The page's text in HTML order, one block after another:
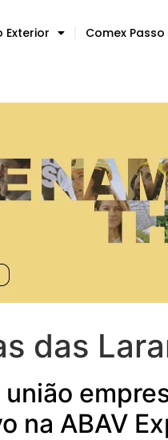
Exterior Comex
das
na ABAV